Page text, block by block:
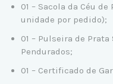
01 – Sacola da Céu
unidade por pedido);
01 – Pulseira de
Pendurados;
01 – Certificado de